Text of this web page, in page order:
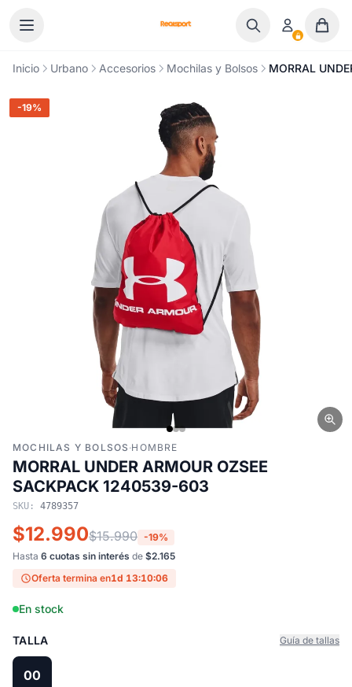
Inicio Urbano Accesorios Mochilas y Bolsos MORRAL
-19%
MOCHILAS Y BOLSOS ·HOMBRE
MORRAL UNDER ARMOUR OZSEE
SACKPACK 1240539-603
SKU: 4789357
$12.990$15.990 -19%
Hasta 6 cuotas sin interés de $2.165
Oferta termina en1d 13:10:06
En stock
TALLA Guía de tallas
00